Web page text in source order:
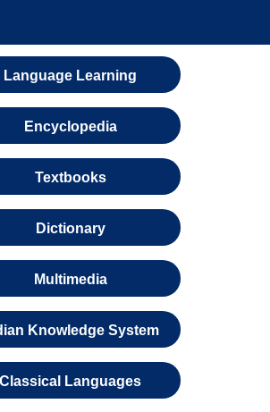
Language Learning
Encyclopedia
Textbooks
Dictionary
Multimedia
Knowledge System
Classical Languages